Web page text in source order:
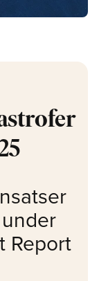
Report